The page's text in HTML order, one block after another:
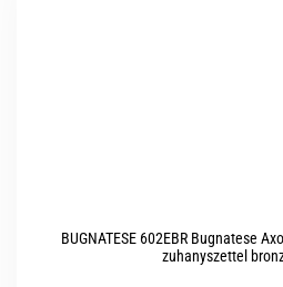
BUGNATESE 602EBR Bugnatese
zuhanyszettel